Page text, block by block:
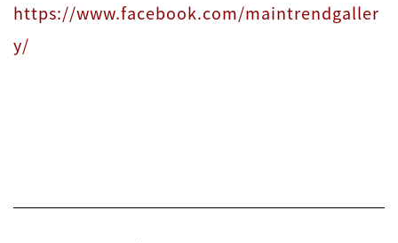
https://www.facebook.com/maintrendgaller
y/